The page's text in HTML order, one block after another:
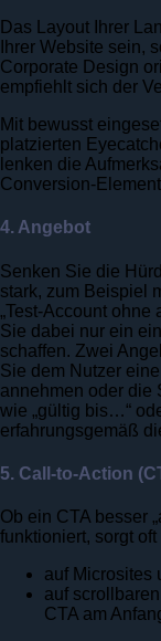
Das Layout Ihrer
Ihrer Website sein,
Corporate Design
empfiehlt sich der
Mit bewusst
platzierten
lenken die
Conversion-
4. Angebot
Senken Sie die
stark, zum Beispiel
„Test-Account ohne
Sie dabei nur ein
schaffen. Zwei
Sie dem Nutzer
annehmen oder die
wie „gültig bis…“
erfahrungsgemäß
5. Call-to-Action
Ob ein CTA besser
funktioniert, sorgt
auf Microsites
auf
CTA am